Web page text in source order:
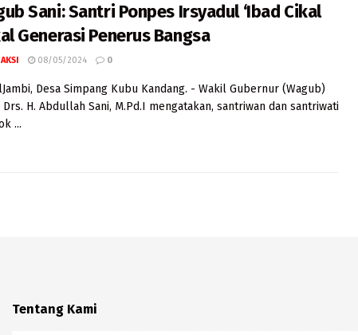
Sani: Santri Ponpes Irsyadul ‘Ibad Cikal
Generasi Penerus Bangsa
08/05/2024 0
Desa Simpang Kubu Kandang. - Wakil Gubernur (Wagub)
Drs. H. Abdullah Sani, M.Pd.I mengatakan, santriwan dan santriwati
...
Tentang Kami